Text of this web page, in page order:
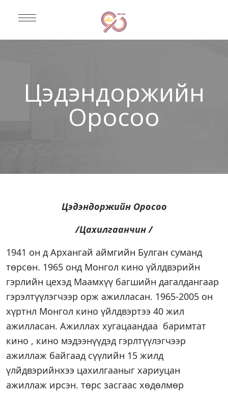
Цэдэндоржийн
Оросоо
Цэдэндоржийн Оросоо
/Цахилгаанчин /
1941 он д Архангай аймгийн Булган суманд
төрсөн. 1965 онд Монгол кино үйлдвэрийн
гэрлийн цехэд Маамхүү багшийн дагалдангаар
гэрэлтүүлэгчээр орж ажилласан. 1965-2005 он
хүртнл Монгол кино үйлдвэртээ 40 жил
ажилласан. Ажиллах хугацаандаа баримтат
кино , кино мэдээнүүдэд гэрлтүүлэгчээр
ажиллаж байгаад сүүлийн 15 жилд
үлйдвэрийнхээ цахилгааныг хариуцан
ажиллаж ирсэн. төрс засгаас хөдөлмөр